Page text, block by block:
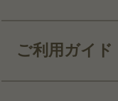
ご利用ガイド